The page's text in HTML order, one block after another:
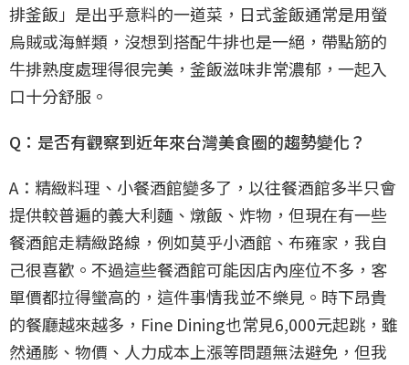
排釜飯」是出乎意料的一道菜，日式釜飯通常是用螢
烏賊或海鮮類，沒想到搭配牛排也是一絕，帶點筋的
牛排熟度處理得很完美，釜飯滋味非常濃郁，一起入
口十分舒服。
Q：是否有觀察到近年來台灣美食圈的趨勢變化？
A：精緻料理、小餐酒館變多了，以往餐酒館多半只會
提供較普遍的義大利麵、燉飯、炸物，但現在有一些
餐酒館走精緻路線，例如莫乎小酒館、布雍家，我自
己很喜歡。不過這些餐酒館可能因店內座位不多，客
單價都拉得蠻高的，這件事情我並不樂見。時下昂貴
的餐廳越來越多，Fine Dining也常見6,000元起跳，雖
然通膨、物價、人力成本上漲等問題無法避免，但我